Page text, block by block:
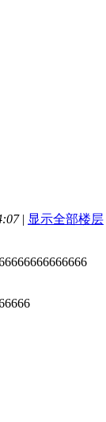
| 显示全部楼层